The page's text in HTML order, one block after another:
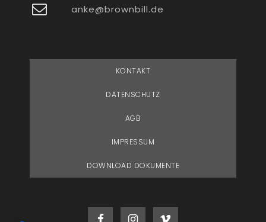
anke@brownbill.de
KONTAKT
DATENSCHUTZ
AGB
IMPRESSUM
DOWNLOAD DOKUMENTE